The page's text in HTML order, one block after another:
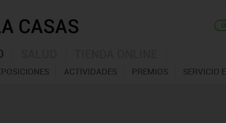
ACTIVIDADES PREMIOS SERVICIO